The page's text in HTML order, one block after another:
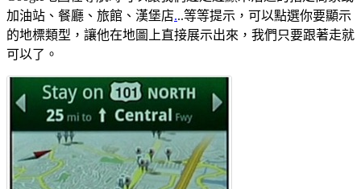
加油站、餐廳、旅館、漢堡店...等等提示，可以點選你要顯示
的地標類型，讓他在地圖上直接展示出來，我們只要跟著走就
可以了。